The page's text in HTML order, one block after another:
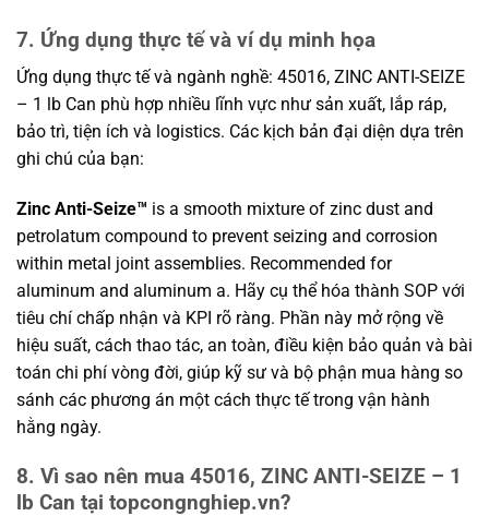
7. Ứng dụng thực tế và ví dụ minh họa
Ứng dụng thực tế và ngành nghề: 45016, ZINC ANTI-SEIZE
– 1 lb Can phù hợp nhiều lĩnh vực như sản xuất, lắp ráp,
bảo trì, tiện ích và logistics. Các kịch bản đại diện dựa trên
ghi chú của bạn:
Zinc Anti-Seize™ is a smooth mixture of zinc dust and
petrolatum compound to prevent seizing and corrosion
within metal joint assemblies. Recommended for
aluminum and aluminum a. Hãy cụ thể hóa thành SOP với
tiêu chí chấp nhận và KPI rõ ràng. Phần này mở rộng về
hiệu suất, cách thao tác, an toàn, điều kiện bảo quản và bài
toán chi phí vòng đời, giúp kỹ sư và bộ phận mua hàng so
sánh các phương án một cách thực tế trong vận hành
hằng ngày.
8. Vì sao nên mua 45016, ZINC ANTI-SEIZE – 1
lb Can tại topcongnghiep.vn?